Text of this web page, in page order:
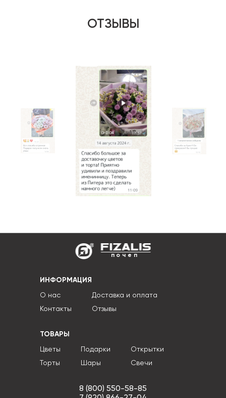
ОТЗЫВЫ
почеп
ИНФОРМАЦИЯ
О нас
Контакты
Доставка и оплата
Отзывы
ТОВАРЫ
Цветы
Торты
Подарки
Шары
Открытки
Свечи
8 (800) 550-58-85